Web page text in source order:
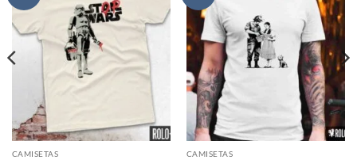
CAMISETAS CAMISETAS